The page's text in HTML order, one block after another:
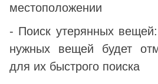
местоположении
- Поиск утерянных
нужных вещей будет
для их быстрого поиска